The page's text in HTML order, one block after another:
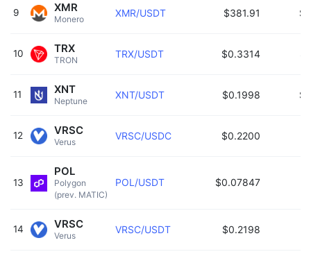
9
Monero
XMR XMR/USDT $381.91
10
TRON
TRX TRX/USDT $0.3314
11
Neptune
XNT XNT/USDT $0.1998
12
Verus
VRSC VRSC/USDC $0.2200
13
Polygon
(prev. MATIC)
POL
POL/USDT $0.07847
14
Verus
VRSC VRSC/USDT $0.2198